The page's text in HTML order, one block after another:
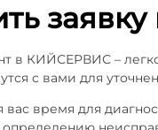
в КИЙСЕРВИС –
с вами для
вас время для